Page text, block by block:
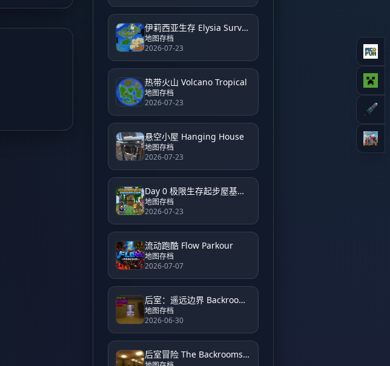
伊莉西亚生存 Elysia Survival
地图存档
2026-07-23
热带火山 Volcano Tropical
地图存档
2026-07-23
悬空小屋 Hanging House
地图存档
2026-07-23
Day 0 极限生存起步屋基地 Day 0 Hardcore Survival Starter House Base
地图存档
2026-07-23
流动跑酷 Flow Parkour
地图存档
2026-07-07
后室：遥远边界 Backrooms Unveiled Farside
地图存档
2026-06-30
后室冒险 The Backrooms Adventure